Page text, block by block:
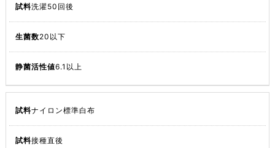
洗濯50回後
20以下
6.1以上
ナイロン標準白布
接種直後